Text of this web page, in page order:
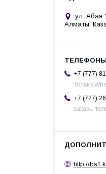
ул. Абая
Алматы,
+7 (777)
Только
+7 (727)
заказы
http://